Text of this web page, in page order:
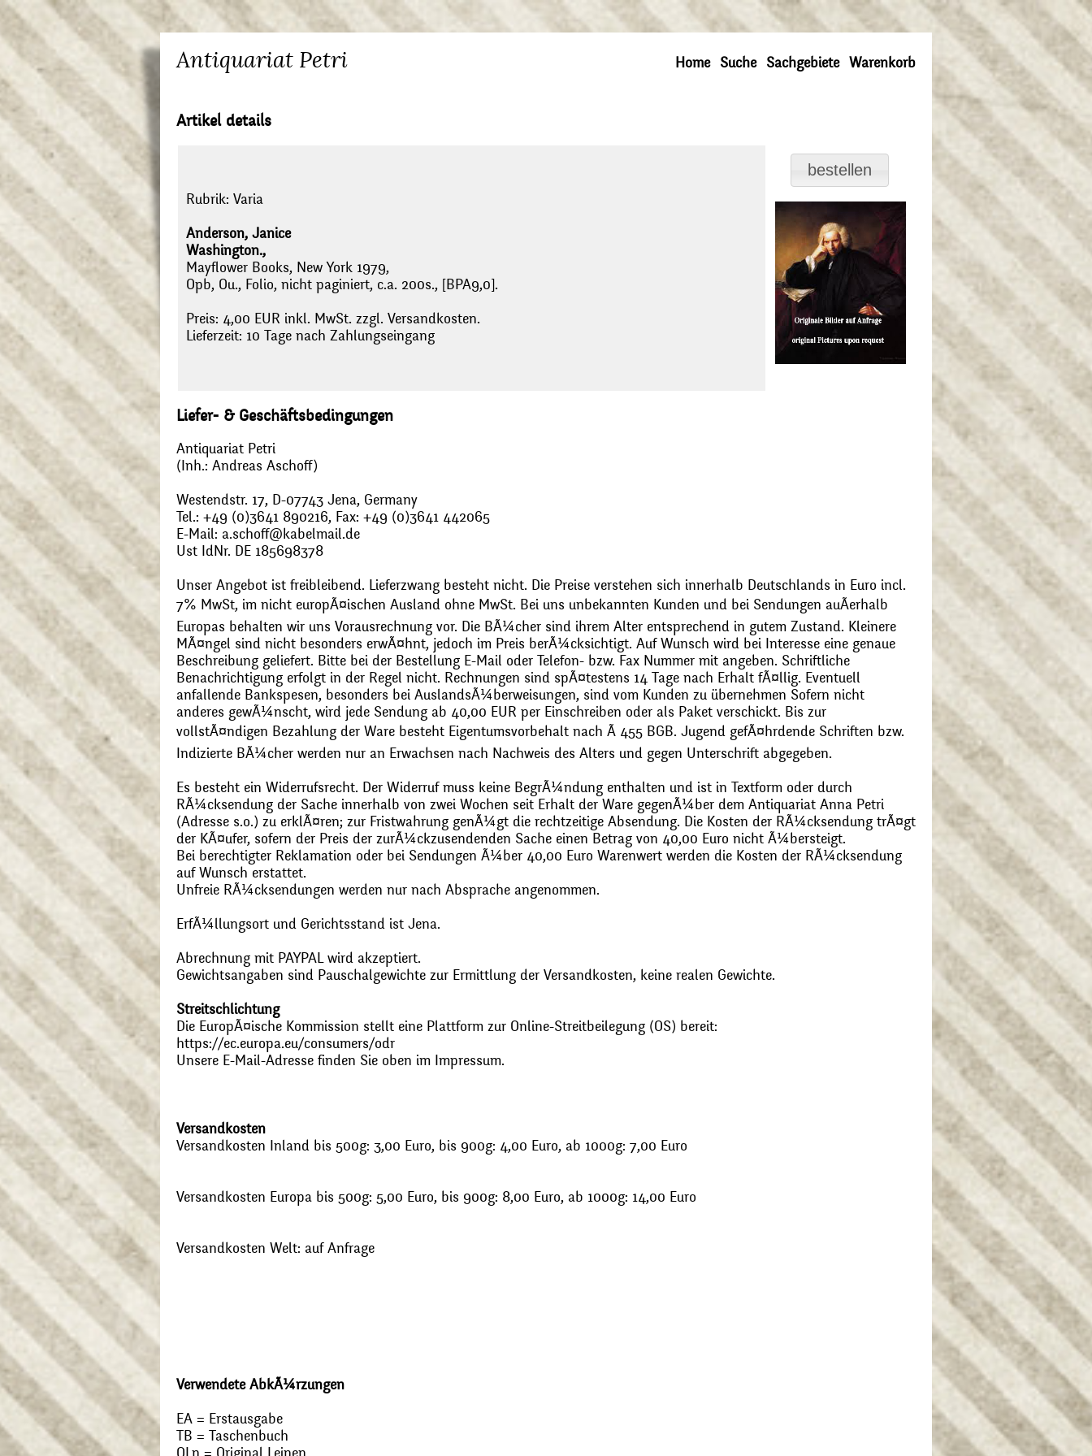
Antiquariat Petri Home Suche Sachgebiete Warenkorb
Artikel details
Rubrik: Varia
Anderson, Janice
Washington.,
Mayflower Books, New York 1979,
Opb, Ou., Folio, nicht paginiert, c.a. 200s., [BPA9,0].
Preis: 4,00 EUR inkl. MwSt. zzgl. Versandkosten.
Lieferzeit: 10 Tage nach Zahlungseingang
Liefer- & Geschäftsbedingungen
Antiquariat Petri
(Inh.: Andreas Aschoff)
Westendstr. 17, D-07743 Jena, Germany
Tel.: +49 (0)3641 890216, Fax: +49 (0)3641 442065
E-Mail: a.schoff@kabelmail.de
Ust IdNr. DE 185698378
Unser Angebot ist freibleibend. Lieferzwang besteht nicht. Die Preise verstehen sich innerhalb Deutschlands in Euro incl.
7% MwSt, im nicht europÃ¤ischen Ausland ohne MwSt. Bei uns unbekannten Kunden und bei Sendungen auÃerhalb
Europas behalten wir uns Vorausrechnung vor. Die BÃ¼cher sind ihrem Alter entsprechend in gutem Zustand. Kleinere
MÃ¤ngel sind nicht besonders erwÃ¤hnt, jedoch im Preis berÃ¼cksichtigt. Auf Wunsch wird bei Interesse eine genaue
Beschreibung geliefert. Bitte bei der Bestellung E-Mail oder Telefon- bzw. Fax Nummer mit angeben. Schriftliche
Benachrichtigung erfolgt in der Regel nicht. Rechnungen sind spÃ¤testens 14 Tage nach Erhalt fÃ¤llig. Eventuell
anfallende Bankspesen, besonders bei AuslandsÃ¼berweisungen, sind vom Kunden zu übernehmen Sofern nicht
anderes gewÃ¼nscht, wird jede Sendung ab 40,00 EUR per Einschreiben oder als Paket verschickt. Bis zur
vollstÃ¤ndigen Bezahlung der Ware besteht Eigentumsvorbehalt nach Ã 455 BGB. Jugend gefÃ¤hrdende Schriften bzw.
Indizierte BÃ¼cher werden nur an Erwachsen nach Nachweis des Alters und gegen Unterschrift abgegeben.
Es besteht ein Widerrufsrecht. Der Widerruf muss keine BegrÃ¼ndung enthalten und ist in Textform oder durch
RÃ¼cksendung der Sache innerhalb von zwei Wochen seit Erhalt der Ware gegenÃ¼ber dem Antiquariat Anna Petri
(Adresse s.o.) zu erklÃ¤ren; zur Fristwahrung genÃ¼gt die rechtzeitige Absendung. Die Kosten der RÃ¼cksendung trÃ¤gt
der KÃ¤ufer, sofern der Preis der zurÃ¼ckzusendenden Sache einen Betrag von 40,00 Euro nicht Ã¼bersteigt.
Bei berechtigter Reklamation oder bei Sendungen Ã¼ber 40,00 Euro Warenwert werden die Kosten der RÃ¼cksendung
auf Wunsch erstattet.
Unfreie RÃ¼cksendungen werden nur nach Absprache angenommen.
ErfÃ¼llungsort und Gerichtsstand ist Jena.
Abrechnung mit PAYPAL wird akzeptiert.
Gewichtsangaben sind Pauschalgewichte zur Ermittlung der Versandkosten, keine realen Gewichte.
Streitschlichtung
Die EuropÃ¤ische Kommission stellt eine Plattform zur Online-Streitbeilegung (OS) bereit:
https://ec.europa.eu/consumers/odr
Unsere E-Mail-Adresse finden Sie oben im Impressum.
Versandkosten
Versandkosten Inland bis 500g: 3,00 Euro, bis 900g: 4,00 Euro, ab 1000g: 7,00 Euro
Versandkosten Europa bis 500g: 5,00 Euro, bis 900g: 8,00 Euro, ab 1000g: 14,00 Euro
Versandkosten Welt: auf Anfrage
Verwendete AbkÃ¼rzungen
EA = Erstausgabe
TB = Taschenbuch